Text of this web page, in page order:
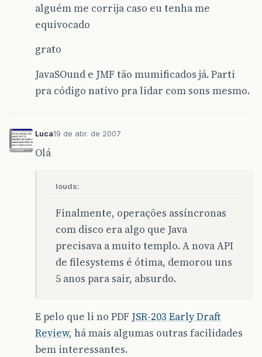
alguém me corrija caso eu tenha me
equivocado
grato
JavaSOund e JMF tão mumificados já. Parti
pra código nativo pra lidar com sons mesmo.
Luca19 de abr. de 2007
Olá
louds:
Finalmente, operações assíncronas
com disco era algo que Java
precisava a muito templo. A nova API
de filesystems é ótima, demorou uns
5 anos para sair, absurdo.
E pelo que li no PDF JSR-203 Early Draft
Review, há mais algumas outras facilidades
bem interessantes.